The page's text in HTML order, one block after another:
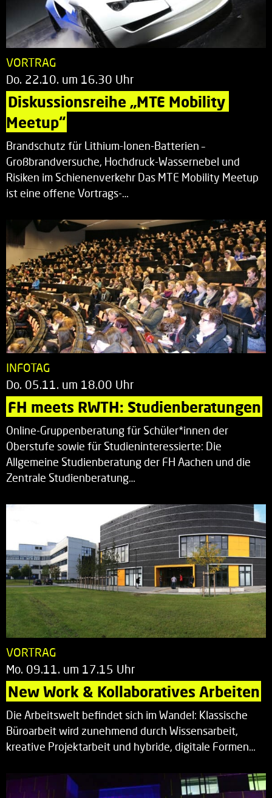
VORTRAG
Do. 22.10. um 16.30 Uhr
Diskussionsreihe „MTE Mobility
Meetup“
Brandschutz für Lithium-Ionen-Batterien –
Großbrandversuche, Hochdruck-Wassernebel und
Risiken im Schienenverkehr Das MTE Mobility Meetup
ist eine offene Vortrags-…
INFOTAG
Do. 05.11. um 18.00 Uhr
FH meets RWTH: Studienberatungen
Online-Gruppenberatung für Schüler*innen der
Oberstufe sowie für Studieninteressierte: Die
Allgemeine Studienberatung der FH Aachen und die
Zentrale Studienberatung…
VORTRAG
Mo. 09.11. um 17.15 Uhr
New Work & Kollaboratives Arbeiten
Die Arbeitswelt befindet sich im Wandel: Klassische
Büroarbeit wird zunehmend durch Wissensarbeit,
kreative Projektarbeit und hybride, digitale Formen…